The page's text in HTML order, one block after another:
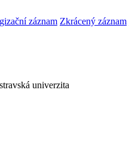
záznam Zkrácený záznam
univerzita